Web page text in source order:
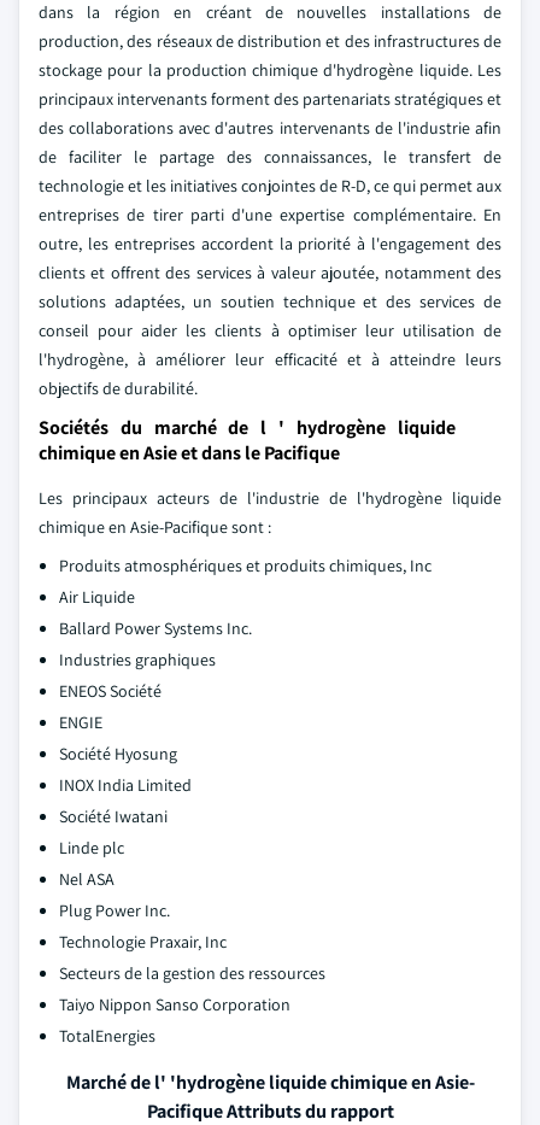
dans la région en créant de nouvelles installations de
production, des réseaux de distribution et des infrastructures de
stockage pour la production chimique d'hydrogène liquide. Les
principaux intervenants forment des partenariats stratégiques et
des collaborations avec d'autres intervenants de l'industrie afin
de faciliter le partage des connaissances, le transfert de
technologie et les initiatives conjointes de R-D, ce qui permet aux
entreprises de tirer parti d'une expertise complémentaire. En
outre, les entreprises accordent la priorité à l'engagement des
clients et offrent des services à valeur ajoutée, notamment des
solutions adaptées, un soutien technique et des services de
conseil pour aider les clients à optimiser leur utilisation de
l'hydrogène, à améliorer leur efficacité et à atteindre leurs
objectifs de durabilité.
Sociétés du marché de l ' hydrogène liquide
chimique en Asie et dans le Pacifique
Les principaux acteurs de l'industrie de l'hydrogène liquide
chimique en Asie-Pacifique sont :
Produits atmosphériques et produits chimiques, Inc
Air Liquide
Ballard Power Systems Inc.
Industries graphiques
ENEOS Société
ENGIE
Société Hyosung
INOX India Limited
Société Iwatani
Linde plc
Nel ASA
Plug Power Inc.
Technologie Praxair, Inc
Secteurs de la gestion des ressources
Taiyo Nippon Sanso Corporation
TotalEnergies
Marché de l' 'hydrogène liquide chimique en Asie-
Pacifique Attributs du rapport